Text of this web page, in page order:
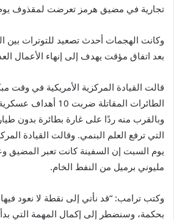
تجارية في مضيق هرمز تعرضت لمقذوف
وكانت الهجمات أحدث تصعيد للتوترات بين
بعد اتفاق مؤقت يهدف إلى إنهاء الأعمال
قالت القيادة المركزية الأمريكية في وقت
الطائرات المقاتلة
التي ترفع العلم البنمي. وقالت القيادة
يوم السبت إن السفينة كانت تعبر المضيق
مليوني برميل من النفط الخام.
وكتب ترامب: “قد نأتي إلى نقطة لا نعود
بحكمة، وسنضطر إلى إكمال المهمة التي